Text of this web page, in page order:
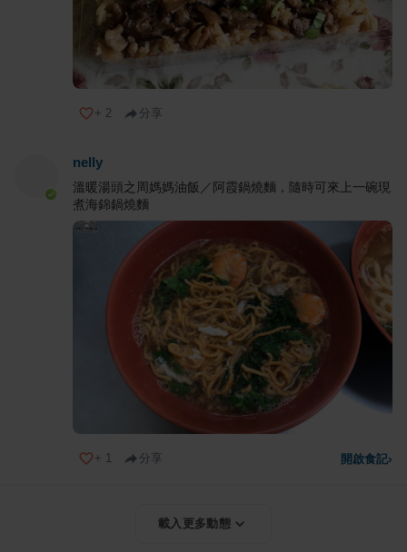
+ 2 分享
nelly
溫暖湯頭之周媽媽油飯／阿霞鍋燒麵，隨時可來上一碗現
煮海錦鍋燒麵
+ 1 分享 開啟食記›
載入更多動態